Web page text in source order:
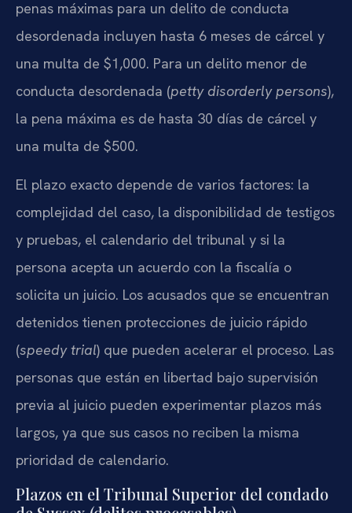
penas máximas para un delito de conducta
desordenada incluyen hasta 6 meses de cárcel y
una multa de $1,000. Para un delito menor de
conducta desordenada (petty disorderly persons),
la pena máxima es de hasta 30 días de cárcel y
una multa de $500.
El plazo exacto depende de varios factores: la
complejidad del caso, la disponibilidad de testigos
y pruebas, el calendario del tribunal y si la
persona acepta un acuerdo con la fiscalía o
solicita un juicio. Los acusados que se encuentran
detenidos tienen protecciones de juicio rápido
(speedy trial) que pueden acelerar el proceso. Las
personas que están en libertad bajo supervisión
previa al juicio pueden experimentar plazos más
largos, ya que sus casos no reciben la misma
prioridad de calendario.
Plazos en el Tribunal Superior del condado